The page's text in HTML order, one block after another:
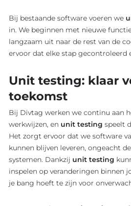
Bij bestaande software voeren we
in. We beginnen met nieuwe
langzaam uit naar de rest van de
ervoor dat elke stap gecontroleerd
Unit testing: klaar
toekomst
Bij Divtag werken we continu aan
werkwijzen, en unit testing speelt
Het zorgt ervoor dat we software
kunnen blijven leveren, ongeacht
systemen. Dankzij unit testing
inspelen op veranderingen binnen
je bang hoeft te zijn voor